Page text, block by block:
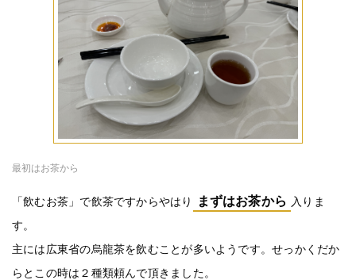
最初はお茶から
「飲むお茶」で飲茶ですからやはり まずはお茶から 入りま
す。
主には広東省の烏龍茶を飲むことが多いようです。せっかくだか
らとこの時は２種類頼んで頂きました。